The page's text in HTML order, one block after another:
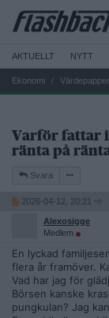
AKTUELLT NYTT
Ekonomi
Varför fattar
ränta på
Svara
2026-04-12, 20:21
Alexosigge
Medlem
En lyckad
flera år framöver.
Vad har jag för
Börsen kanske
pungkulan? Jag